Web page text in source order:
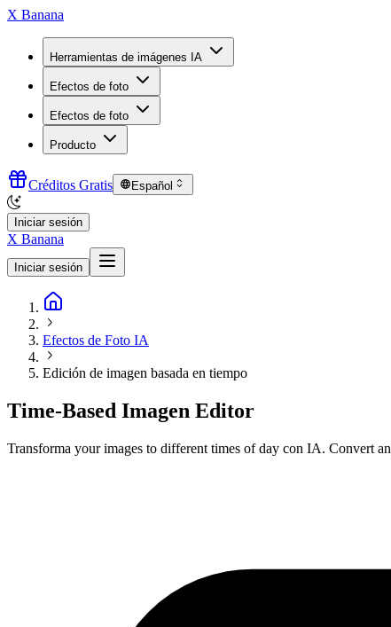
X Banana
Herramientas de imágenes IA
Efectos de foto
Efectos de foto
Producto
Créditos Gratis Español
Iniciar sesión
X Banana
Iniciar sesión
Efectos de Foto IA
Edición de imagen basada en tiempo
Time-Based Imagen Editor
Transforma your images to different times of day con IA. Convert